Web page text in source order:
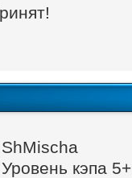
кэпа 5+